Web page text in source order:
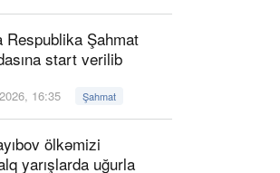
Respublika Şahmat
start verilib
16:35 Şahmat
ölkəmizi
yarışlarda uğurla